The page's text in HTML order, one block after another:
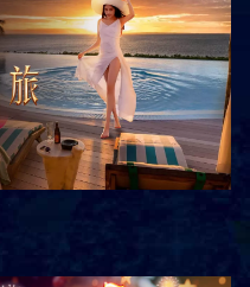
广场
09-27 15:07